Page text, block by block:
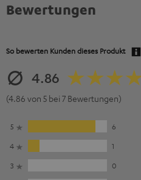
Bewertungen
So bewerten Kunden dieses Produkt
4.86
(4.86 von 5 bei 7 Bewertungen)
5
6
4
1
3
0